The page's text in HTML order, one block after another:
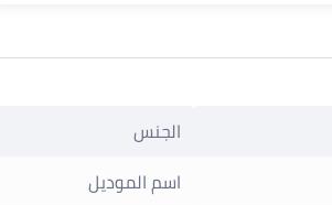
الجنس
اسم الموديل